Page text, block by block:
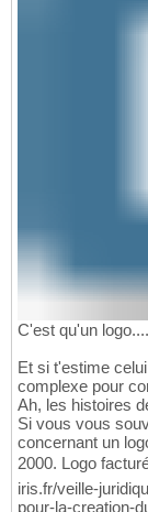
C'est qu'un
Et si t'estime
complexe pour
Ah, les histoires
Si vous vous
concernant un
2000. Logo
iris.fr/veille-
pour-la-creation-